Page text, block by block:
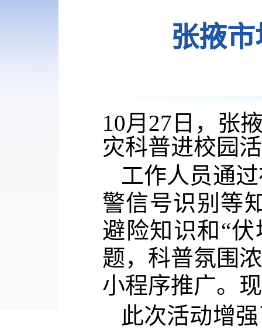
张掖
10月27日，张
灾科普进校园
工作人员通
警信号识别等
避险知识和 “
题，科普氛围
小程序推广。
此次活动增